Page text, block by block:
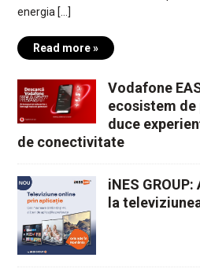
energia […]
Read more »
Vodafone
ecosistem
duce
de conectivitate
iNES
la